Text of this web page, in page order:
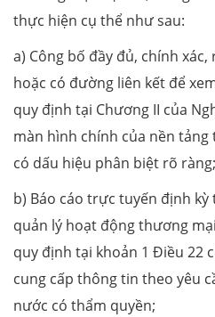
thực hiện cụ thể như sau:
a) Công bố đầy đủ, chính
hoặc có đường liên kết để
quy định tại Chương II của
màn hình chính của nền
có dấu hiệu phân biệt rõ ràng;
b) Báo cáo trực tuyến định
quản lý hoạt động thương
quy định tại khoản 1 Điều 22
cung cấp thông tin theo yêu
nước có thẩm quyền;